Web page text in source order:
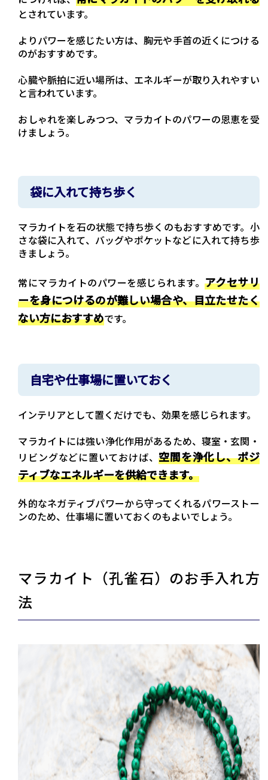
とされています。
よりパワーを感じたい方は、胸元や手首の近くにつける
のがおすすめです。
心臓や脈拍に近い場所は、エネルギーが取り入れやすい
と言われています。
おしゃれを楽しみつつ、マラカイトのパワーの恩恵を受
けましょう。
袋に入れて持ち歩く
マラカイトを石の状態で持ち歩くのもおすすめです。小
さな袋に入れて、バッグやポケットなどに入れて持ち歩
きましょう。
常にマラカイトのパワーを感じられます。アクセサリ
ーを身につけるのが難しい場合や、目立たせたく
ない方におすすめです。
自宅や仕事場に置いておく
インテリアとして置くだけでも、効果を感じられます。
マラカイトには強い浄化作用があるため、寝室・玄関・
リビングなどに置いておけば、空間を浄化し、ポジ
ティブなエネルギーを供給できます。
外的なネガティブパワーから守ってくれるパワーストー
ンのため、仕事場に置いておくのもよいでしょう。
マラカイト（孔雀石）のお手入れ方
法